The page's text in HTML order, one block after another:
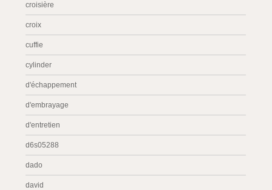
croisière
croix
cuffie
cylinder
d'échappement
d'embrayage
d'entretien
d6s05288
dado
david